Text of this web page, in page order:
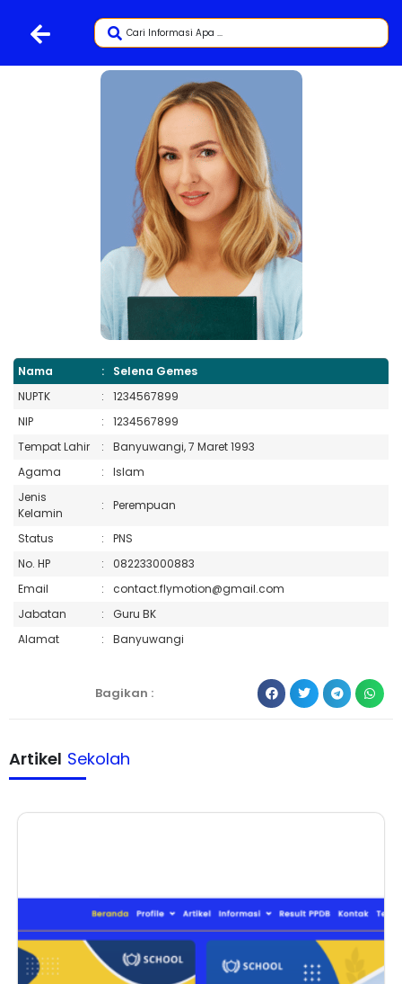
Nama :
Selena Gemes
NUPTK
:
1234567899
NIP
:
1234567899
Tempat Lahir
:
Banyuwangi, 7 Maret 1993
Agama
:
Islam
Jenis
Kelamin
: Perempuan
Status :
PNS
No. HP
:
082233000883
Email
:
contact.flymotion@gmail.com
Jabatan
:
Guru BK
Alamat
: Banyuwangi
Bagikan :
Artikel Sekolah